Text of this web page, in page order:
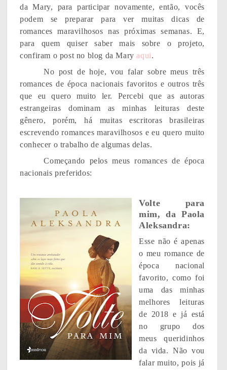
da Mary, para participar novamente, então, vocês
podem se preparar para ver muitas dicas de
romances maravilhosos nas próximas semanas. E,
para quem quiser saber mais sobre o projeto,
confiram o post no blog da Maryaqui.
No post de hoje, vou falar sobre meus três
romances de época nacionais favoritos e outros três
que eu quero muito ler. Percebi que as autoras
estrangeiras dominam as minhas leituras deste
gênero, porém, há muitas escritoras brasileiras
escrevendo romances maravilhosos e eu quero muito
conhecer o trabalho de algumas delas.
Começando pelos meus romances de época
nacionais preferidos:
Volte para
mim, da Paola
Aleksandra:
Esse não é apenas
o meu romance de
época nacional
favorito, como foi
uma das minhas
melhores leituras
de 2018 e já está
no grupo dos
meus queridinhos
da vida. Não vou
falar muito, pois já